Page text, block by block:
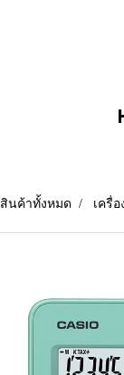
สินค้าทั้งหมด เครื่